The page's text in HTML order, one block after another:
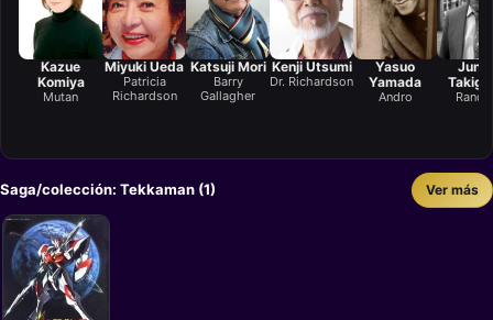
Kazue
Komiya
Mutan
Miyuki Ueda
Patricia
Richardson
Katsuji Mori
Barry
Gallagher
Kenji Utsumi
Dr. Richardson
Yasuo
Yamada
Andro
Saga/colección: Tekkaman (1) Ver más